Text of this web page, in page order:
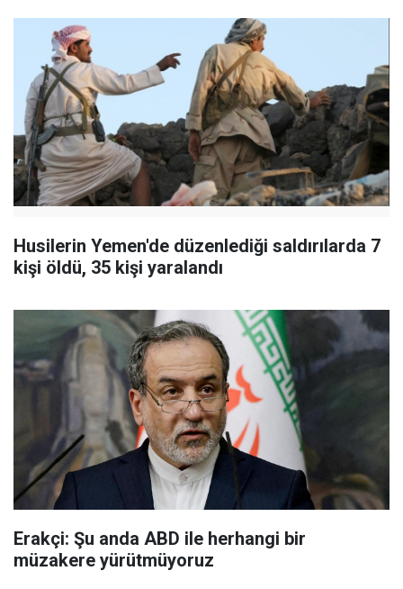
Husilerin Yemen'de düzenlediği saldırılarda 7
kişi öldü, 35 kişi yaralandı
Erakçi: Şu anda ABD ile herhangi bir
müzakere yürütmüyoruz